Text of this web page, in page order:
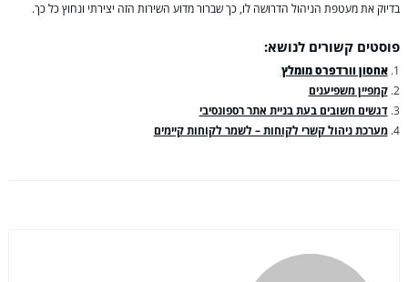
בדיוק את מעטפת הניהול הדרושה לו, כך שברור מדוע השירות הזה יצירתי ונחוץ כל כך.
פוסטים קשורים לנושא:
אחסון וורדפרס מומלץ
קמפיין משפיענים
דגשים חשובים בעת בניית אתר רספונסיבי
מערכת ניהול קשרי לקוחות – לשמר לקוחות קיימים